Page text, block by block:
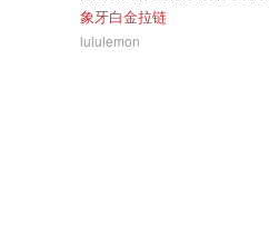
象牙白金拉链
lululemon